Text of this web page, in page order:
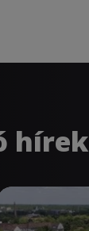
hírek